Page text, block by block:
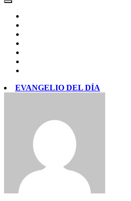
EVANGELIO DEL DÍA